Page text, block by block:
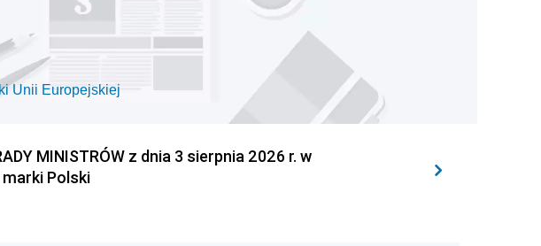
Unii Europejskiej
MINISTRÓW z dnia 3 sierpnia 2026 r. w
Polski